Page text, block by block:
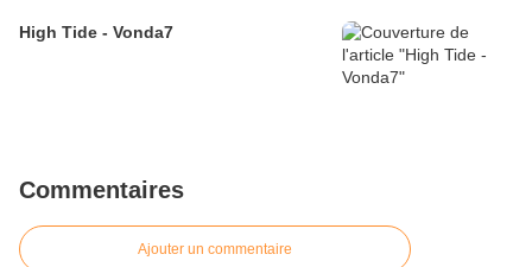
High Tide - Vonda7
Commentaires
Ajouter un commentaire